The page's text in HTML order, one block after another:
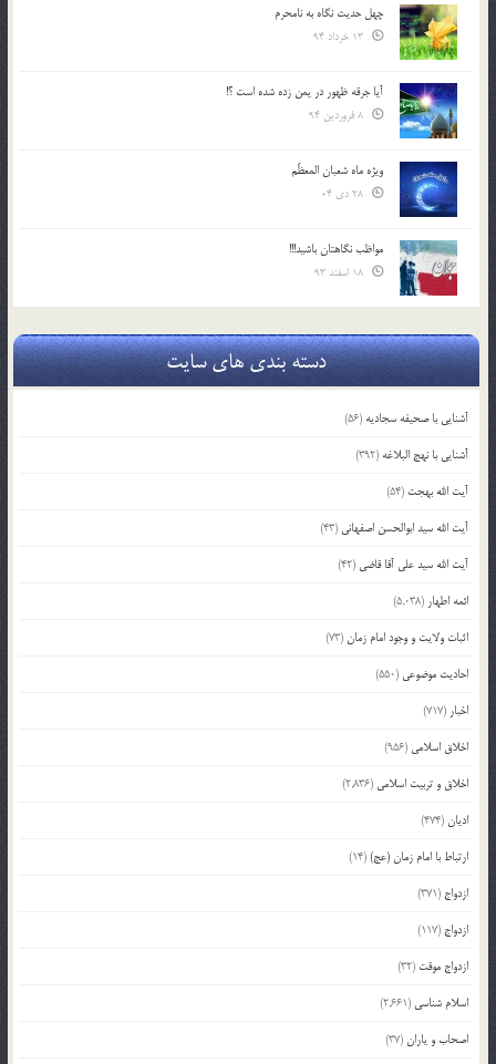
چهل حدیث نگاه به نامحرم
آیا جرقه ظهور در یمن زده شده است ؟!
ویژه ماه شعبان المعظّم
مواظب نگاهتان باشید!!!
دسته بندی های سایت
آشنایی با صحیفه سجادیه (56)
آشنایی با نهج البلاغه (392)
آیت الله بهجت (54)
آیت الله سید ابوالحسن اصفهانی (43)
آیت الله سید علی آقا قاضی (42)
ائمه اطهار (5,038)
اثبات ولایت و وجود امام زمان(73)
احادیث موضوعی (550)
اخبار (717)
اخلاق اسلامی (956)
اخلاق و تربیت اسلامی (2,836)
ادیان(474)
ارتباط با امام زمان (عج)(14)
ازدواج (371)
ازدواج (117)
ازدواج موقت (32)
اسلام شناسی (2,661)
اصحاب و یاران(37)